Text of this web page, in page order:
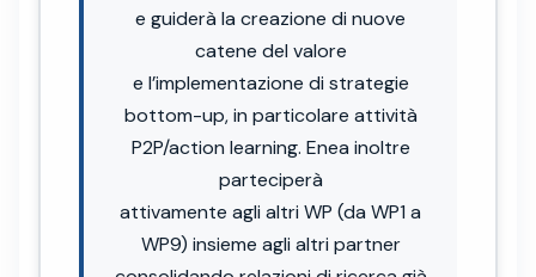
e guiderà la creazione di nuove
catene del valore
e l’implementazione di strategie
bottom-up, in particolare attività
P2P/action learning. Enea inoltre
parteciperà
attivamente agli altri WP (da WP1 a
WP9) insieme agli altri partner